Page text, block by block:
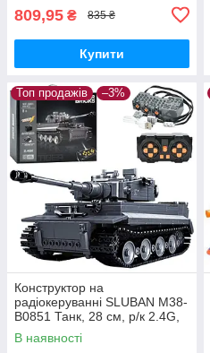
809,95 ₴ 835 ₴
Купити
Топ продажів –3%
Конструктор на
радіокеруванні SLUBAN M38-
B0851 Танк, 28 см, р/к 2.4G,
акум, USB зарядний, 814
деталей
В наявності